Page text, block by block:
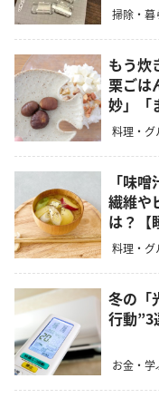
掃除・暮
もう炊
栗ごは
妙」「
料理・グ
「味
繊維や
は？【
料理・グ
冬の「
行動”3
お金・学